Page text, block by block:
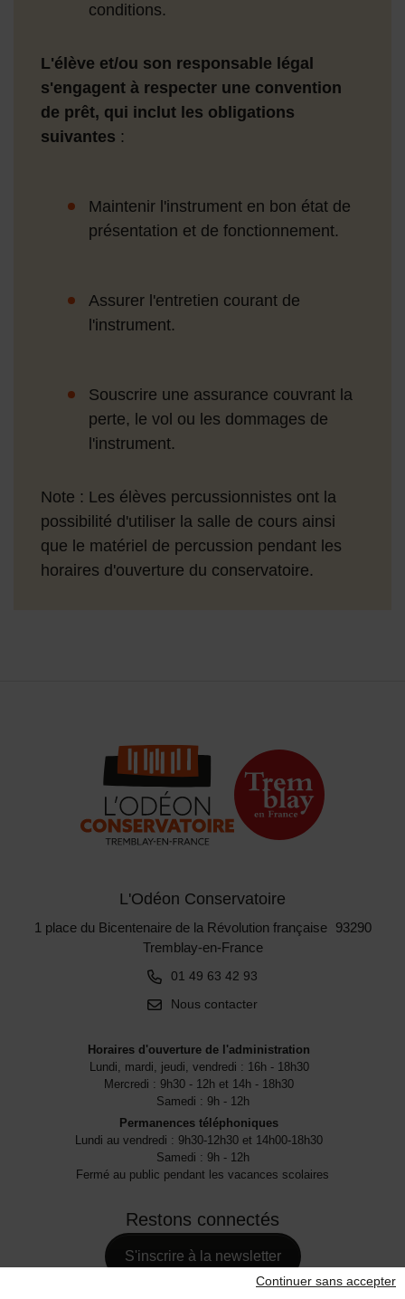
Continuer sans accepter
conditions.
L'élève et/ou son responsable légal
s'engagent à respecter une convention
de prêt, qui inclut les obligations
suivantes :
Maintenir l'instrument en bon état de
présentation et de fonctionnement.
Assurer l'entretien courant de
l'instrument.
Souscrire une assurance couvrant la
perte, le vol ou les dommages de
l'instrument.
Note : Les élèves percussionnistes ont la
possibilité d'utiliser la salle de cours ainsi
que le matériel de percussion pendant les
horaires d'ouverture du conservatoire.
L'Odéon Conservatoire
1 place du Bicentenaire de la Révolution française 93290
Tremblay-en-France
01 49 63 42 93
Nous contacter
Horaires d'ouverture de l'administration
Lundi, mardi, jeudi, vendredi : 16h - 18h30
Mercredi : 9h30 - 12h et 14h - 18h30
Samedi : 9h - 12h
Permanences téléphoniques
Lundi au vendredi : 9h30-12h30 et 14h00-18h30
Samedi : 9h - 12h
Fermé au public pendant les vacances scolaires
Restons connectés
S'inscrire à la newsletter